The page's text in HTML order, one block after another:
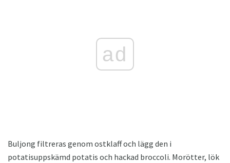
ad
Buljong filtreras genom ostklaff och lägg den i
potatisuppskämd potatis och hackad broccoli. Morötter, lök